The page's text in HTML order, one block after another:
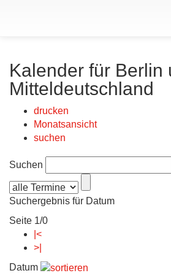
Kalender für Berlin
Mitteldeutschland
drucken
Monatsansicht
suchen
Suchen
Suchergebnis für Datum
Seite 1/0
|<
>|
Datum